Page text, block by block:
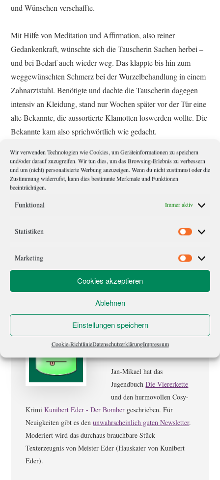
Wir verwenden Technologien wie Cookies, um Geräteinformationen zu speichern
und/oder darauf zuzugreifen. Wir tun dies, um das Browsing-Erlebnis zu verbessern
und um (nicht) personalisierte Werbung anzuzeigen. Wenn du nicht zustimmst oder die
Zustimmung widerrufst, kann dies bestimmte Merkmale und Funktionen
beeinträchtigen.
Funktional Immer aktiv
Statistiken
Marketing
Cookies akzeptieren
Ablehnen
Einstellungen speichern
Cookie-RichtlinieDatenschutzerklärungImpressum
und Wünschen verschaffte.
Mit Hilfe von Meditation und Affirmation, also reiner
Gedankenkraft, wünschte sich die Tauscherin Sachen herbei –
und bei Bedarf auch wieder weg. Das klappte bis hin zum
weggewünschten Schmerz bei der Wurzelbehandlung in einem
Zahnarztstuhl. Benötigte und dachte die Tauscherin dagegen
intensiv an Kleidung, stand nur Wochen später vor der Tür eine
alte Bekannte, die aussortierte Klamotten loswerden wollte. Die
Bekannte kam also sprichwörtlich wie gedacht.
Weitere punktgenaue Wünsche in dem veröffentlichten
Sachbuch untermauern diesesamsschenZauberfertigkeiten, die
sonst nur Geld selbst zugeschrieben werden können. Einen
Haken hat die Wünscherei dann aber doch. Sie braucht Zeit,
musste und für dringende Zwecke doch wieder auf das allseits
Volksmund. Scheint, als habe er diesmal sogar recht gehabt.
Über
janmikael
Jan-Mikael hat das
JugendbuchDie Viererkette
und den hurmovollen Cosy-
KrimiKunibert Eder - Der Bomber geschrieben. Für
Neuigkeiten gibt es denunwahrscheinlich guten Newsletter.
Moderiert wird das durchaus brauchbare Stück
Texterzeugnis von Meister Eder (Hauskater von Kunibert
Eder).